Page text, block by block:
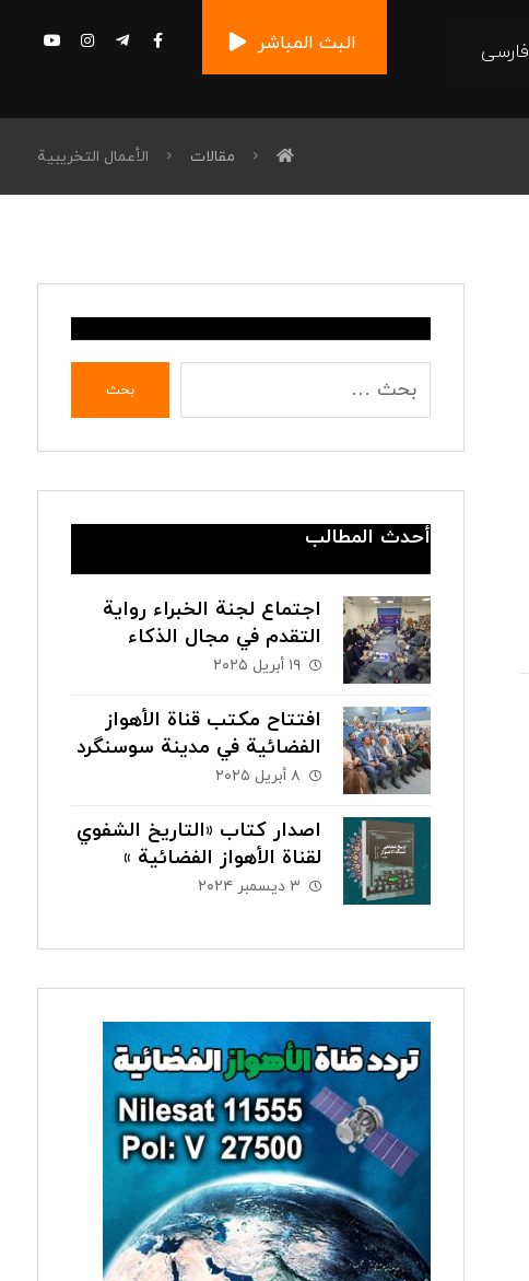
فارسی البث المباشر
مقالات الأعمال التخريبية
بحث
أحدث المطالب
اجتماع لجنة الخبراء رواية
التقدم في مجال الذكاء
الاصطناعي
١٩ أبريل ٢٠٢٥
افتتاح مكتب قناة الأهواز
الفضائية في مدينة سوسنگرد
٨ أبريل ٢٠٢٥
اصدار كتاب «التاريخ الشفوي
لقناة الأهواز الفضائیة »
باللغة الفارسية
٣ ديسمبر ٢٠٢٤